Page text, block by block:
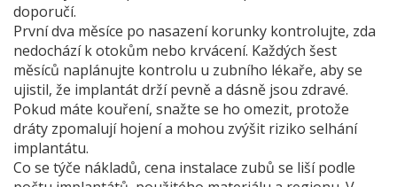
doporučí.
První dva měsíce po nasazení korunky kontrolujte, zda
nedochází k otokům nebo krvácení. Každých šest
měsíců naplánujte kontrolu u zubního lékaře, aby se
ujistil, že implantát drží pevně a dásně jsou zdravé.
Pokud máte kouření, snažte se ho omezit, protože
dráty zpomalují hojení a mohou zvýšit riziko selhání
implantátu.
Co se týče nákladů, cena instalace zubů se liší podle